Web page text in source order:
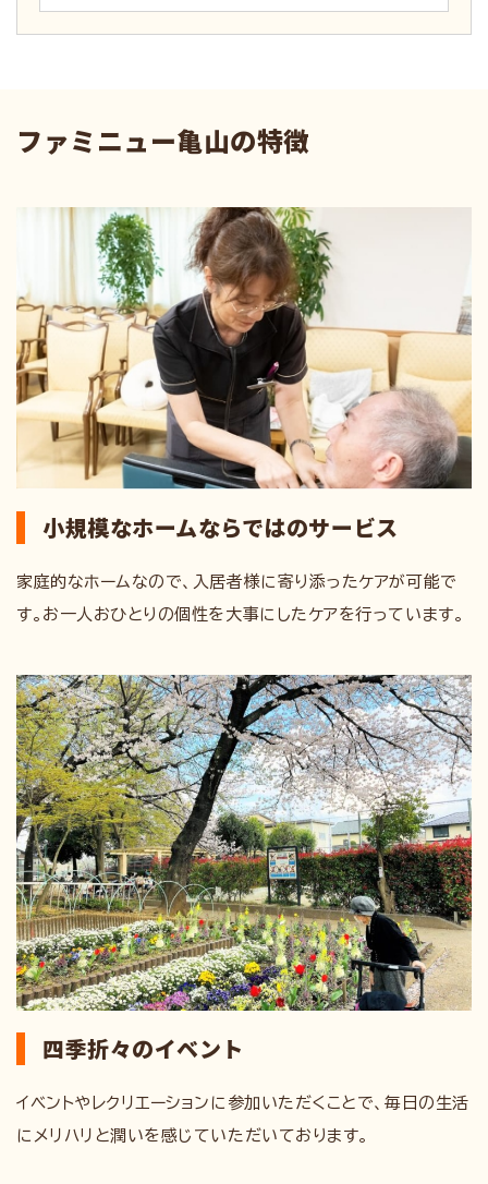
ファミニュー亀山の特徴
小規模なホームならではのサービス
家庭的なホームなので、入居者様に寄り添ったケアが可能で
す。お一人おひとりの個性を大事にしたケアを行っています。
四季折々のイベント
イベントやレクリエーションに参加いただくことで、毎日の生活
にメリハリと潤いを感じていただいております。